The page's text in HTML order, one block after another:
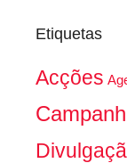
Etiquetas
Acções